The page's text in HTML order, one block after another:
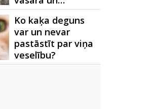
Ko kaķa deguns
var un nevar
pastāstīt par viņa
veselību?